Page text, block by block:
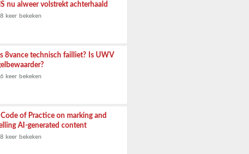
nu alweer volstrekt achterhaald
keer bekeken
8vance technisch failliet? Is UWV
keer bekeken
Code of Practice on marking and
AI-generated content
keer bekeken